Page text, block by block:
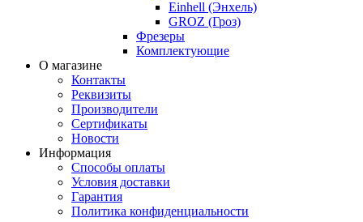
Einhell (Энхель)
GROZ (Гроз)
Фрезеры
Комплектующие
О магазине
Контакты
Реквизиты
Производители
Сертификаты
Новости
Информация
Способы оплаты
Условия доставки
Гарантия
Политика конфиденциальности